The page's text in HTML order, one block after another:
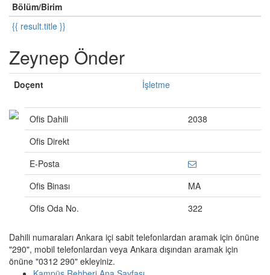
Bölüm/Birim
{{ result.title }}
Zeynep Önder
Doçent İşletme
Ofis Dahili
2038
Ofis Direkt
E-Posta
Ofis Binası
MA
Ofis Oda No.
322
Dahili numaraları Ankara içi sabit telefonlardan aramak için önüne
"290", mobil telefonlardan veya Ankara dışından aramak için
önüne "0312 290" ekleyiniz.